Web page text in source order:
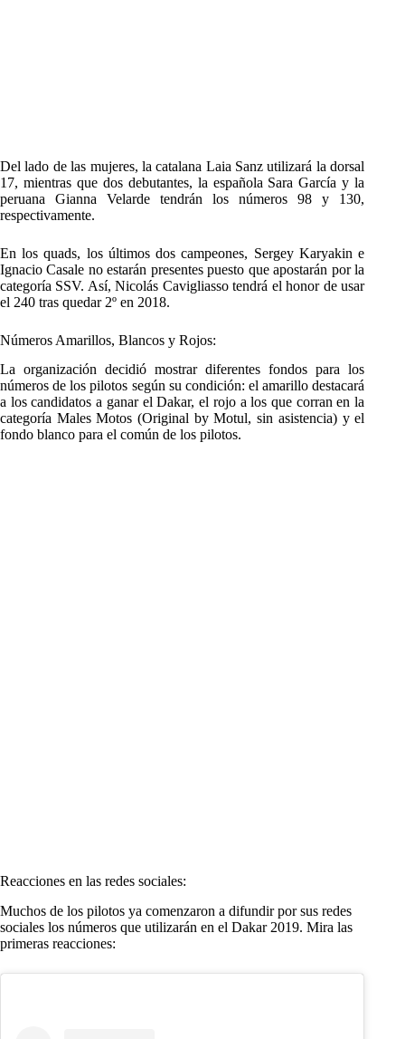
Del lado de las mujeres, la catalana Laia Sanz utilizará la dorsal
17, mientras que dos debutantes, la española Sara García y la
peruana Gianna Velarde tendrán los números 98 y 130,
respectivamente.
En los quads, los últimos dos campeones, Sergey Karyakin e
Ignacio Casale no estarán presentes puesto que apostarán por la
categoría SSV. Así, Nicolás Cavigliasso tendrá el honor de usar
el 240 tras quedar 2º en 2018.
Números Amarillos, Blancos y Rojos:
La organización decidió mostrar diferentes fondos para los
números de los pilotos según su condición: el amarillo destacará
a los candidatos a ganar el Dakar, el rojo a los que corran en la
categoría Males Motos (Original by Motul, sin asistencia) y el
fondo blanco para el común de los pilotos.
Reacciones en las redes sociales:
Muchos de los pilotos ya comenzaron a difundir por sus redes
sociales los números que utilizarán en el Dakar 2019. Mira las
primeras reacciones: